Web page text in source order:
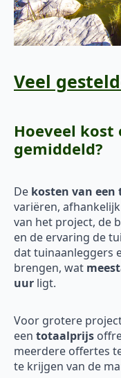
Veel
Hoeveel kost
gemiddeld?
De kosten van
variëren,
van het project, de
en de ervaring de
dat tuinaanleggers
brengen, wat
uur ligt.
Voor grotere
een totaalprijs
meerdere offertes
te krijgen van de